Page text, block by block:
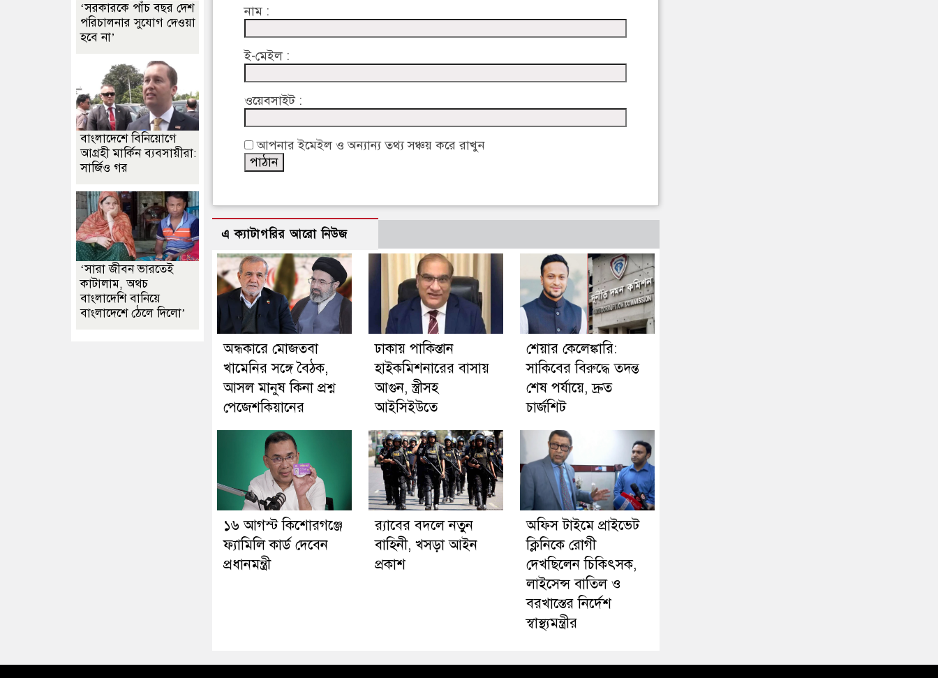
নাম :
ই-মেইল :
ওয়েবসাইট :
আপনার ইমেইল ও অন্যান্য তথ্য সঞ্চয় করে রাখুন
এ ক্যাটাগরির আরো নিউজ
অন্ধকারে মোজতবা
খামেনির সঙ্গে বৈঠক,
আসল মানুষ কিনা প্রশ্ন
পেজেশকিয়ানের
ঢাকায় পাকিস্তান
হাইকমিশনারের বাসায়
আগুন, স্ত্রীসহ
আইসিইউতে
শেয়ার কেলেঙ্কারি:
সাকিবের বিরুদ্ধে তদন্ত
শেষ পর্যায়ে, দ্রুত
চার্জশিট
১৬ আগস্ট কিশোরগঞ্জে
ফ্যামিলি কার্ড দেবেন
প্রধানমন্ত্রী
র‍্যাবের বদলে নতুন
বাহিনী, খসড়া আইন
প্রকাশ
অফিস টাইমে প্রাইভেট
ক্লিনিকে রোগী
দেখছিলেন চিকিৎসক,
লাইসেন্স বাতিল ও
বরখাস্তের নির্দেশ
স্বাস্থ্যমন্ত্রীর
‘সরকারকে পাঁচ বছর দেশ
পরিচালনার সুযোগ দেওয়া
হবে না’
বাংলাদেশে বিনিয়োগে
আগ্রহী মার্কিন ব্যবসায়ীরা:
সার্জিও গর
‘সারা জীবন ভারতেই
কাটালাম, অথচ
বাংলাদেশি বানিয়ে
বাংলাদেশে ঠেলে দিলো’